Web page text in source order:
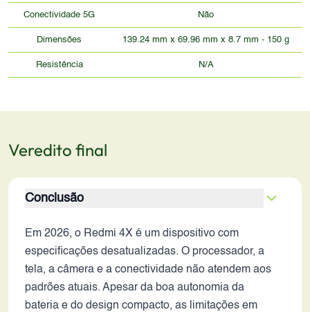
Conectividade 5G Não
Dimensões 139.24 mm x 69.96 mm x 8.7 mm - 150 g
Resistência N/A
Veredito final
Conclusão
Em 2026, o Redmi 4X é um dispositivo com
especificações desatualizadas. O processador, a
tela, a câmera e a conectividade não atendem aos
padrões atuais. Apesar da boa autonomia da
bateria e do design compacto, as limitações em